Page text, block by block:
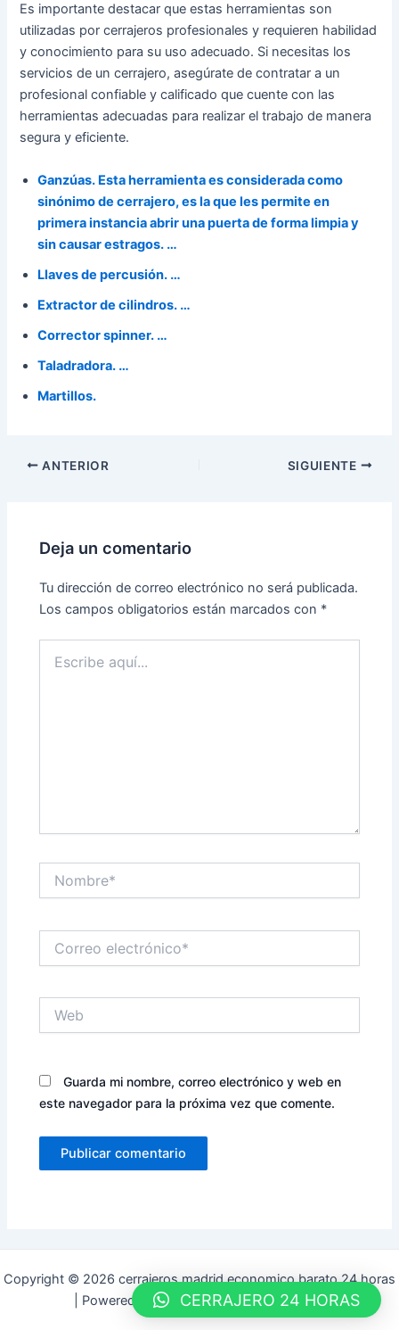
Es importante destacar que estas herramientas son
utilizadas por cerrajeros profesionales y requieren habilidad
y conocimiento para su uso adecuado. Si necesitas los
servicios de un cerrajero, asegúrate de contratar a un
profesional confiable y calificado que cuente con las
herramientas adecuadas para realizar el trabajo de manera
segura y eficiente.
Ganzúas. Esta herramienta es considerada como
sinónimo de cerrajero, es la que les permite en
primera instancia abrir una puerta de forma limpia y
sin causar estragos. …
Llaves de percusión. …
Extractor de cilindros. …
Corrector spinner. …
Taladradora. …
Martillos.
ANTERIOR SIGUIENTE
Deja un comentario
Tu dirección de correo electrónico no será publicada.
Los campos obligatorios están marcados con *
aquí...
electrónico*
Guarda mi nombre, correo electrónico y web en
este navegador para la próxima vez que comente.
Copyright © 2026 cerrajeros madrid economico barato 24 horas
| Powered byTema Astra para WordPress
CERRAJERO 24 HORAS